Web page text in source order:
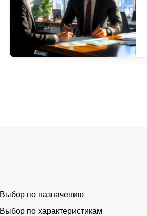
Выбор по назначению
Выбор по характеристикам